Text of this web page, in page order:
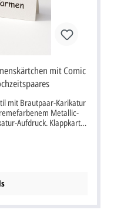
mit Comic
mit Brautpaar-Karikatur
Metallic-
Aufdruck. Klappkarte